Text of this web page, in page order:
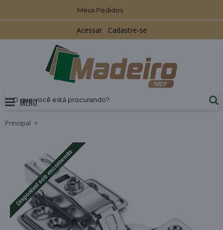
Meus Pedidos
Acessar Cadastre-se
MENU
Principal